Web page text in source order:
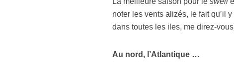
noter les vents alizés, le fait qu’il
dans toutes les iles, me direz-
Au nord, l’Atlantique …